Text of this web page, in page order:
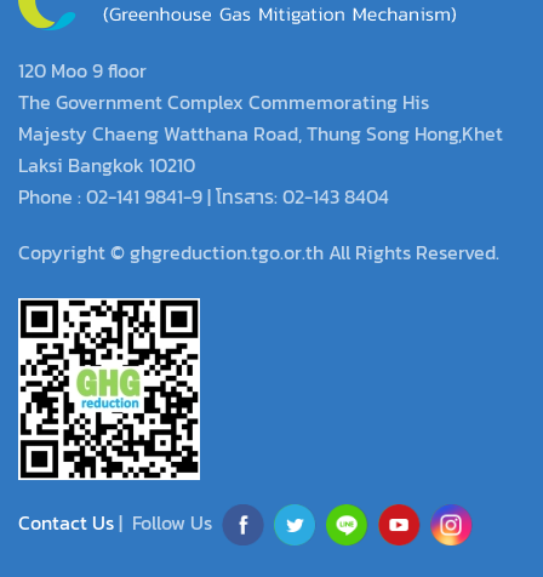
120 Moo 9 floor
The Government Complex Commemorating His
Majesty Chaeng Watthana Road, Thung Song Hong,Khet
Laksi Bangkok 10210
Phone : 02-141 9841-9 | โทรสาร: 02-143 8404
Copyright © ghgreduction.tgo.or.th All Rights Reserved.
Contact Us| Follow Us